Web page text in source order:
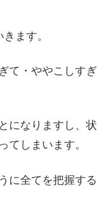
ます。
て・ややこしすぎ
になりますし、状
てしまいます。
に全てを把握する